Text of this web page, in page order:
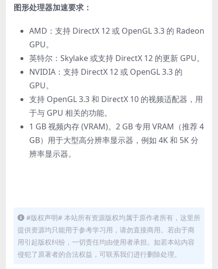
图形处理器加速要求：
AMD：支持 DirectX 12 或 OpenGL 3.3 的 Radeon
GPU。
英特尔：Skylake 或支持 DirectX 12 的更新 GPU。
NVIDIA：支持 DirectX 12 或 OpenGL 3.3 的
GPU。
支持 OpenGL 3.3 和 DirectX 10 的视频适配器，用
于与 GPU 相关的功能。
1 GB 视频内存 (VRAM)。2 GB 专用 VRAM（推荐 4
GB）用于大型高分辨率显示器，例如 4K 和 5K 分
辨率显示器。
#版权声明# 本站所有资源版权均属于原作者所有，这里所
提供资源均只能用于参考学习用，请勿直接商用。若由于商
用引起版权纠纷，一切责任均由使用者承担。如若本站内容
侵犯了原著者的合法权益，可联系我们进行删除处理。